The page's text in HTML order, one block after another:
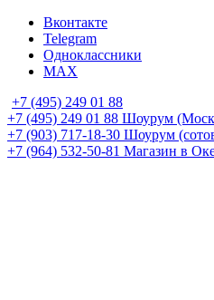
Вконтакте
Telegram
Одноклассники
MAX
+7 (495) 249 01 88
+7 (495) 249 01 88 Шоурум
+7 (903) 717-18-30 Шоурум
+7 (964) 532-50-81 Магазин в